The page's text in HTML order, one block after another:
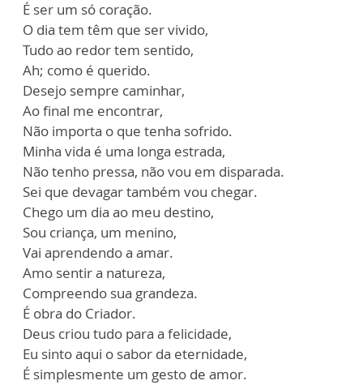
É ser um só coração.
O dia tem têm que ser vivido,
Tudo ao redor tem sentido,
Ah; como é querido.
Desejo sempre caminhar,
Ao final me encontrar,
Não importa o que tenha sofrido.
Minha vida é uma longa estrada,
Não tenho pressa, não vou em disparada.
Sei que devagar também vou chegar.
Chego um dia ao meu destino,
Sou criança, um menino,
Vai aprendendo a amar.
Amo sentir a natureza,
Compreendo sua grandeza.
É obra do Criador.
Deus criou tudo para a felicidade,
Eu sinto aqui o sabor da eternidade,
É simplesmente um gesto de amor.